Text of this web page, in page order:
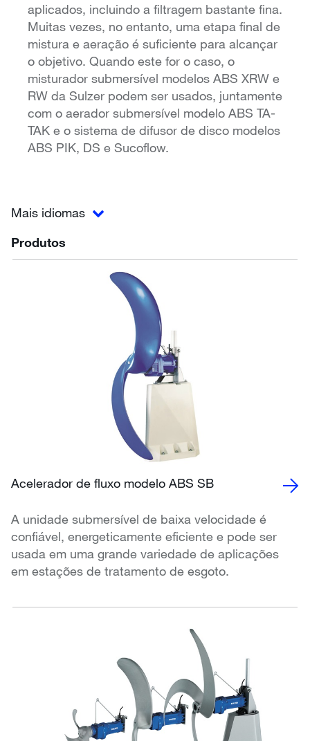
aplicados, incluindo a filtragem bastante fina.
Muitas vezes, no entanto, uma etapa final de
mistura e aeração é suficiente para alcançar
o objetivo. Quando este for o caso, o
misturador submersível modelos ABS XRW e
RW da Sulzer podem ser usados, juntamente
com o aerador submersível modelo ABS TA-
TAK e o sistema de difusor de disco modelos
ABS PIK, DS e Sucoflow.
Mais idiomas
Produtos
Acelerador de fluxo modelo ABS SB
A unidade submersível de baixa velocidade é
confiável, energeticamente eficiente e pode ser
usada em uma grande variedade de aplicações
em estações de tratamento de esgoto.